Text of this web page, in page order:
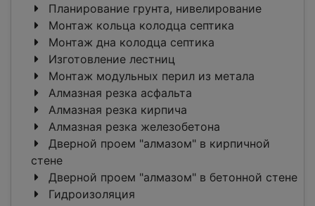
Планирование грунта, нивелирование
Монтаж кольца колодца септика
Монтаж дна колодца септика
Изготовление лестниц
Монтаж модульных перил из метала
Алмазная резка асфальта
Алмазная резка кирпича
Алмазная резка железобетона
Дверной проем "алмазом" в кирпичной
стене
Дверной проем "алмазом" в бетонной стене
Гидроизоляция